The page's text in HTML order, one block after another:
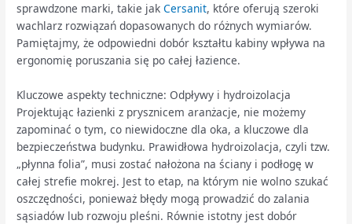
sprawdzone marki, takie jakCersanit, które oferują szeroki
wachlarz rozwiązań dopasowanych do różnych wymiarów.
Pamiętajmy, że odpowiedni dobór kształtu kabiny wpływa na
ergonomię poruszania się po całej łazience.
Kluczowe aspekty techniczne: Odpływy i hydroizolacja
Projektując łazienki z prysznicem aranżacje, nie możemy
zapominać o tym, co niewidoczne dla oka, a kluczowe dla
bezpieczeństwa budynku. Prawidłowa hydroizolacja, czyli tzw.
„płynna folia”, musi zostać nałożona na ściany i podłogę w
całej strefie mokrej. Jest to etap, na którym nie wolno szukać
oszczędności, ponieważ błędy mogą prowadzić do zalania
sąsiadów lub rozwoju pleśni. Równie istotny jest dobór